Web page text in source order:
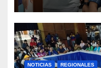
NOTICIAS REGIONALES